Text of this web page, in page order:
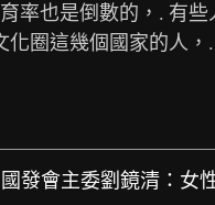
率也是倒數的，. 有
化圈這幾個國家的人，
國發會主委劉鏡清：女